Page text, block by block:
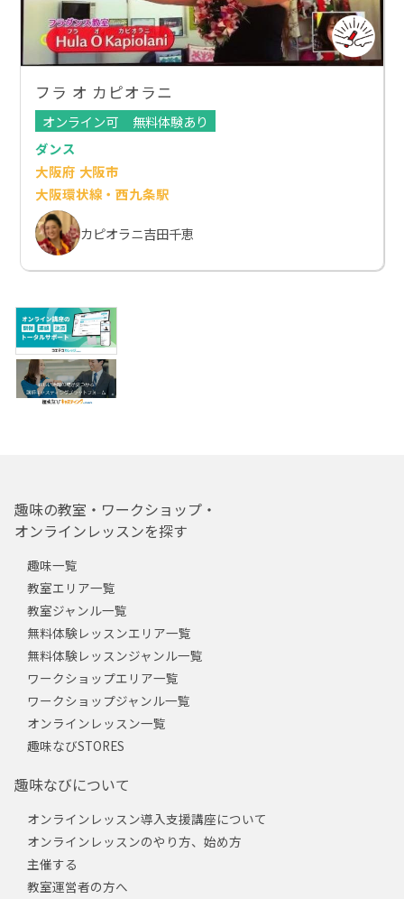
フラ オ カピオラニ
オンライン可
無料体験あり
ダンス
大阪府 大阪市
大阪環状線・西九条駅
カピオラニ吉田千恵
趣味の教室・ワークショップ・
オンラインレッスンを探す
趣味一覧
教室エリア一覧
教室ジャンル一覧
無料体験レッスンエリア一覧
無料体験レッスンジャンル一覧
ワークショップエリア一覧
ワークショップジャンル一覧
オンラインレッスン一覧
趣味なびSTORES
趣味なびについて
オンラインレッスン導入支援講座について
オンラインレッスンのやり方、始め方
主催する
教室運営者の方へ